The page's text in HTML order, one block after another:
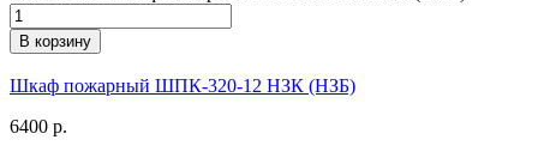
В корзину
Шкаф пожарный ШПК-320-12 НЗК (НЗБ)
6400 р.